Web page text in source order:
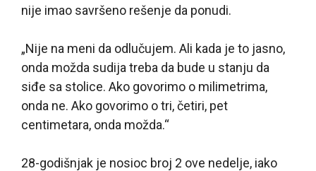
nije imao savršeno rešenje da ponudi.
„Nije na meni da odlučujem. Ali kada je to jasno,
onda možda sudija treba da bude u stanju da
siđe sa stolice. Ako govorimo o milimetrima,
onda ne. Ako govorimo o tri, četiri, pet
centimetara, onda možda.“
28-godišnjak je nosioc broj 2 ove nedelje, iako